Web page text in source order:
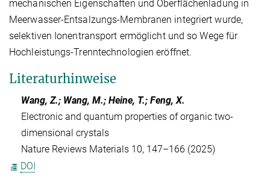
mechanischen Eigenschaften und Oberflächenladung in
Meerwasser-Entsalzungs-Membranen integriert wurde,
selektiven Ionentransport ermöglicht und so Wege für
Hochleistungs-Trenntechnologien eröffnet.
Literaturhinweise
Wang, Z.; Wang, M.; Heine, T.; Feng, X.
Electronic and quantum properties of organic two-
dimensional crystals
Nature Reviews Materials 10, 147–166 (2025)
DOI